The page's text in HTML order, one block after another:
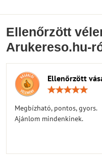
Ellenőrzött
Arukereso.hu-
Ellenőrzött
Megbízható, pontos, gyors.
Ajánlom mindenkinek.